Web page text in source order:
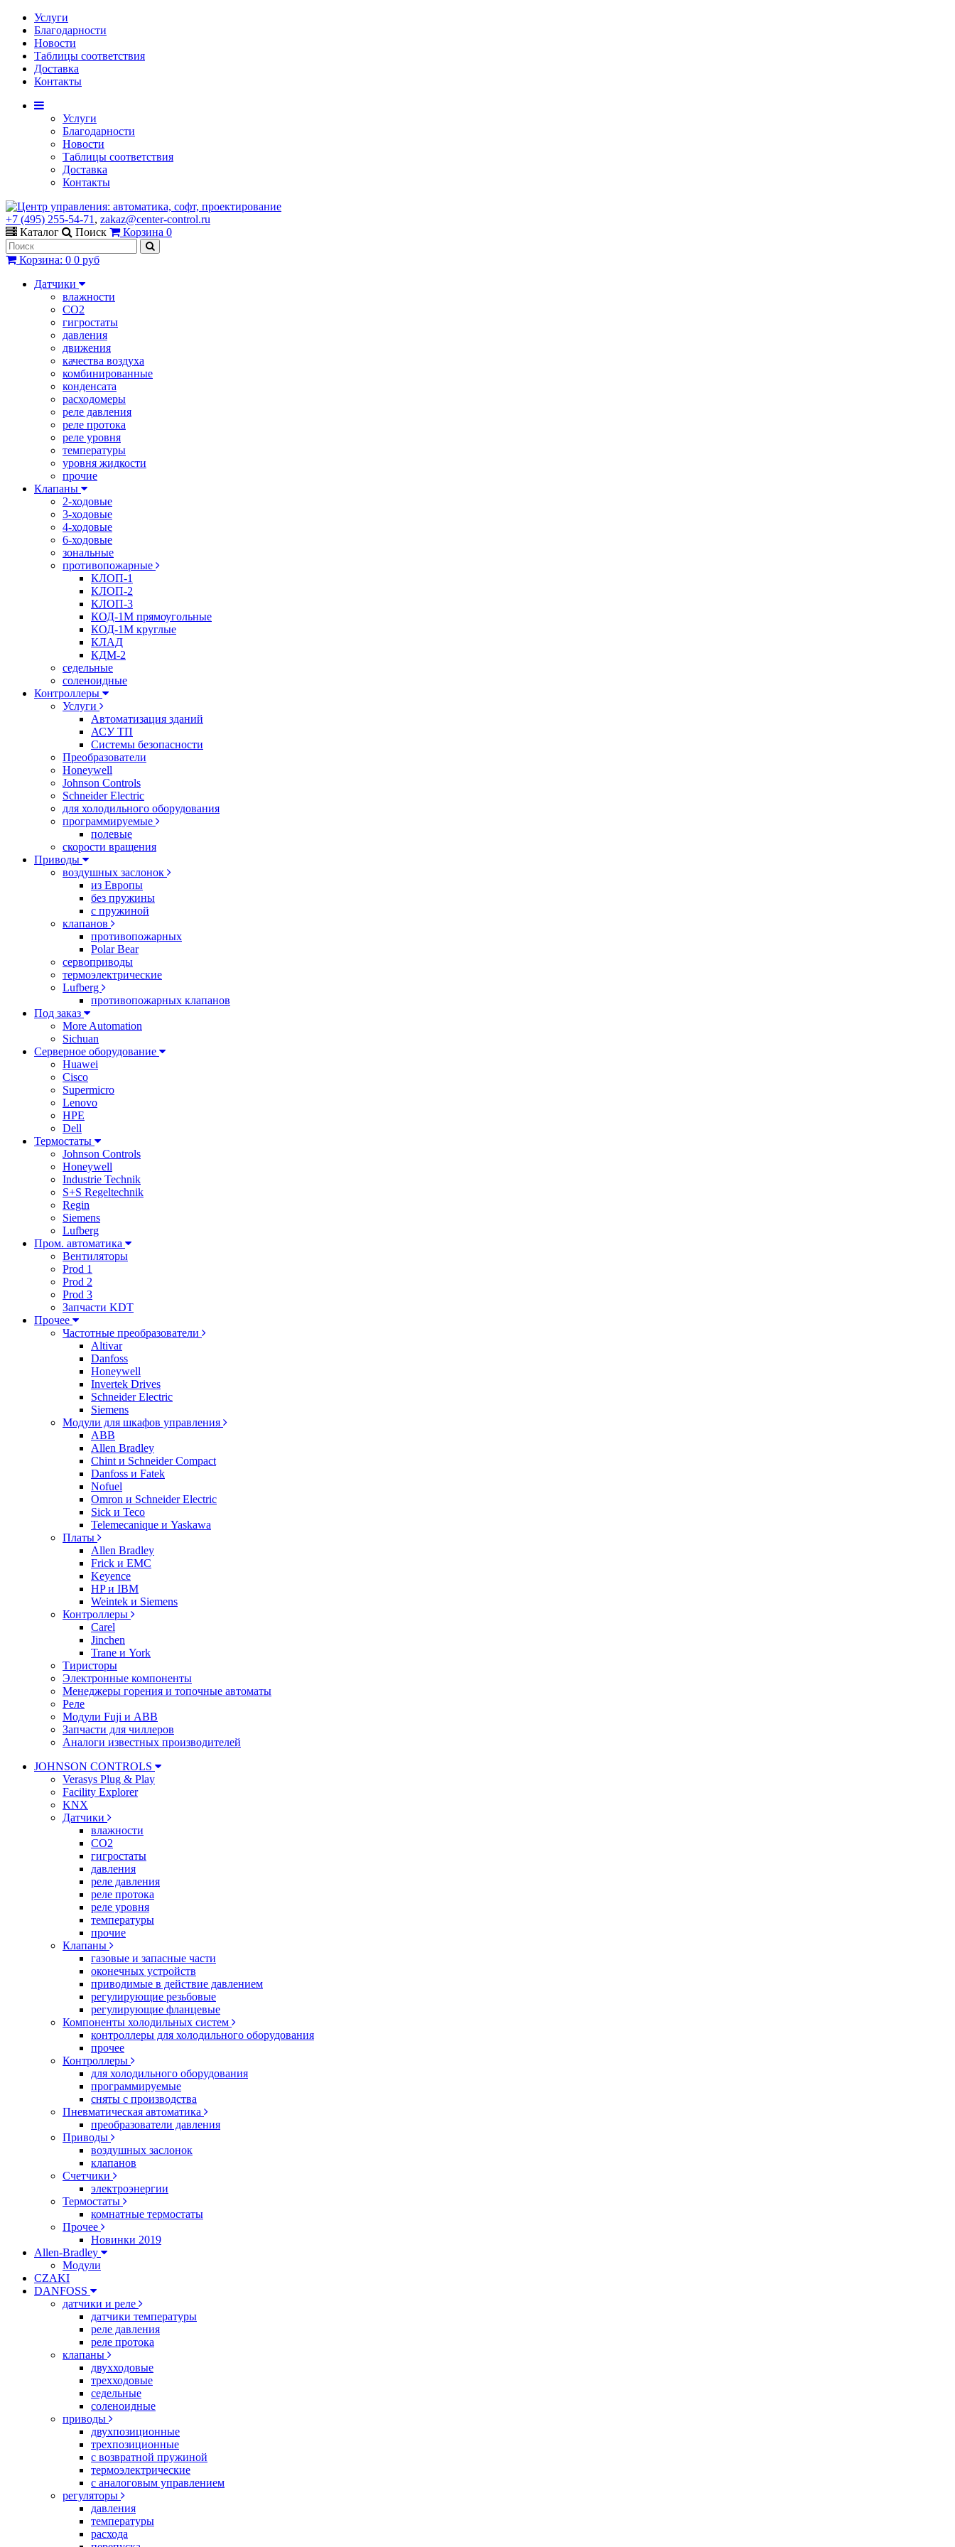
Услуги
Благодарности
Новости
Таблицы соответствия
Доставка
Контакты
Услуги
Благодарности
Новости
Таблицы соответствия
Доставка
Контакты
+7 (495) 255-54-71 , zakaz@center-control.ru
Каталог
Поиск Корзина 0
Корзина: 0 0 руб
Датчики
влажности
CO2
гигростаты
давления
движения
качества воздуха
комбинированные
конденсата
расходомеры
реле давления
реле протока
реле уровня
температуры
уровня жидкости
прочие
Клапаны
2-ходовые
3-ходовые
4-ходовые
6-ходовые
зональные
противопожарные
КЛОП-1
КЛОП-2
КЛОП-3
КОД-1М прямоугольные
КОД-1М круглые
КЛАД
КДМ-2
седельные
соленоидные
Контроллеры
Услуги
Автоматизация зданий
АСУ ТП
Системы безопасности
Преобразователи
Honeywell
Johnson Controls
Schneider Electric
для холодильного оборудования
программируемые
полевые
скорости вращения
Приводы
воздушных заслонок
из Европы
без пружины
с пружиной
клапанов
противопожарных
Polar Bear
сервоприводы
термоэлектрические
Lufberg
противопожарных клапанов
Под заказ
More Automation
Sichuan
Серверное оборудование
Huawei
Cisco
Supermicro
Lenovo
HPE
Dell
Термостаты
Johnson Controls
Honeywell
Industrie Technik
S+S Regeltechnik
Regin
Siemens
Lufberg
Пром. автоматика
Вентиляторы
Prod 1
Prod 2
Prod 3
Запчасти KDT
Прочее
Частотные преобразователи
Altivar
Danfoss
Honeywell
Invertek Drives
Schneider Electric
Siemens
Модули для шкафов управления
ABB
Allen Bradley
Chint и Schneider Compact
Danfoss и Fatek
Nofuel
Omron и Schneider Electric
Sick и Teco
Telemecanique и Yaskawa
Платы
Allen Bradley
Frick и EMC
Keyence
HP и IBM
Weintek и Siemens
Контроллеры
Carel
Jinchen
Trane и York
Тиристоры
Электронные компоненты
Менеджеры горения и топочные автоматы
Реле
Модули Fuji и ABB
Запчасти для чиллеров
Аналоги известных производителей
JOHNSON CONTROLS
Verasys Plug & Play
Facility Explorer
KNX
Датчики
влажности
CO2
гигростаты
давления
реле давления
реле протока
реле уровня
температуры
прочие
Клапаны
газовые и запасные части
оконечных устройств
приводимые в действие давлением
регулирующие резьбовые
регулирующие фланцевые
Компоненты холодильных систем
контроллеры для холодильного оборудования
прочее
Контроллеры
для холодильного оборудования
программируемые
сняты с производства
Пневматическая автоматика
преобразователи давления
Приводы
воздушных заслонок
клапанов
Счетчики
электроэнергии
Термостаты
комнатные термостаты
Прочее
Новинки 2019
Allen-Bradley
Модули
CZAKI
DANFOSS
датчики и реле
датчики температуры
реле давления
реле протока
клапаны
двухходовые
трехходовые
седельные
соленоидные
приводы
двухпозиционные
трехпозиционные
с возвратной пружиной
термоэлектрические
с аналоговым управлением
регуляторы
давления
температуры
расхода